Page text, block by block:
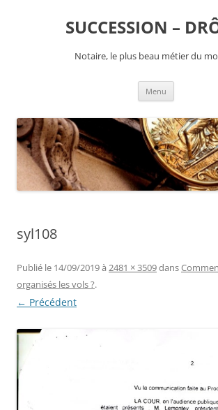
SUCCESSION –
Notaire, le plus beau métier du
Menu
syl108
Publié le 14/09/2019à 2481 × 3509dans
organisés les vols ?.
← Précédent